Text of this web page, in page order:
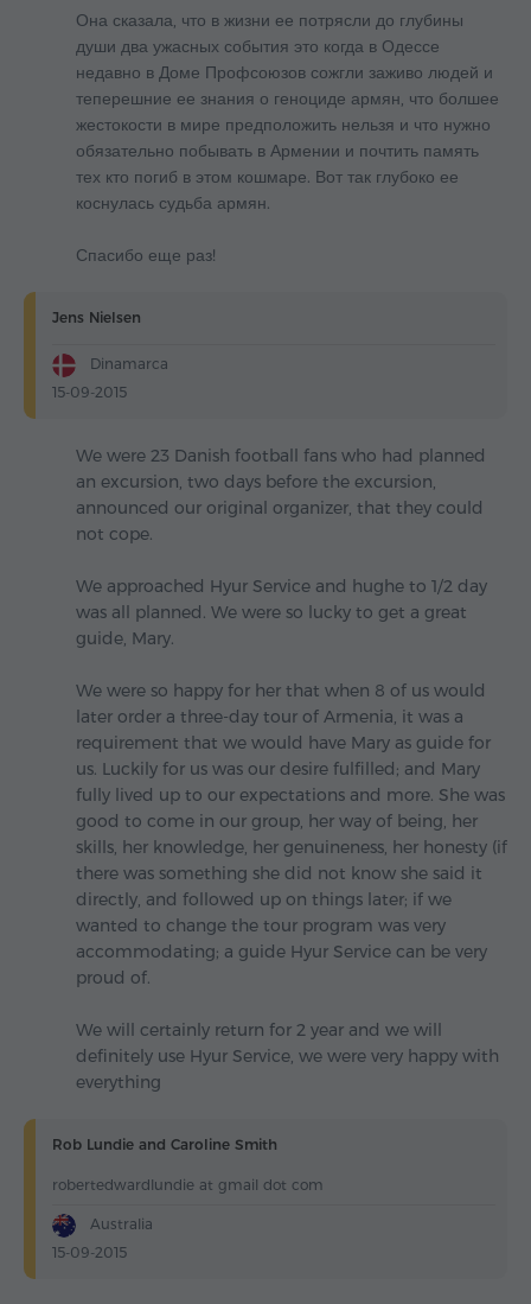
Она сказала, что в жизни ее потрясли до глубины
души два ужасных события это когда в Одессе
недавно в Доме Профсоюзов сожгли заживо людей и
теперешние ее знания о геноциде армян, что болшее
жестокости в мире предположить нельзя и что нужно
обязательно побывать в Армении и почтить память
тех кто погиб в этом кошмаре. Вот так глубоко ее
коснулась судьба армян.
Спасибо еще раз!
Jens Nielsen
Dinamarca
15-09-2015
We were 23 Danish football fans who had planned
an excursion, two days before the excursion,
announced our original organizer, that they could
not cope.
We approached Hyur Service and hughe to 1/2 day
was all planned. We were so lucky to get a great
guide, Mary.
We were so happy for her that when 8 of us would
later order a three-day tour of Armenia, it was a
requirement that we would have Mary as guide for
us. Luckily for us was our desire fulfilled; and Mary
fully lived up to our expectations and more. She was
good to come in our group, her way of being, her
skills, her knowledge, her genuineness, her honesty (if
there was something she did not know she said it
directly, and followed up on things later; if we
wanted to change the tour program was very
accommodating; a guide Hyur Service can be very
proud of.
We will certainly return for 2 year and we will
definitely use Hyur Service, we were very happy with
everything
Rob Lundie and Caroline Smith
robertedwardlundie at gmail dot com
Australia
15-09-2015